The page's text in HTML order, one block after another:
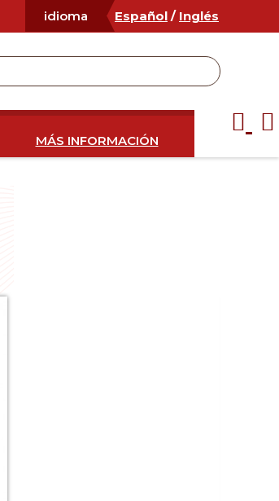
idioma Español / Inglés
MÁS INFORMACIÓN